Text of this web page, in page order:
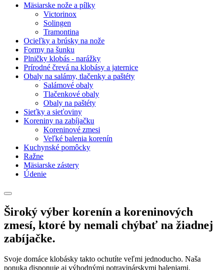
Mäsiarske nože a pílky
Victorinox
Solingen
Tramontina
Ocieľky a brúsky na nože
Formy na šunku
Plničky klobás - narážky
Prírodné črevá na klobásy a jaternice
Obaly na salámy, tlačenky a paštéty
Salámové obaly
Tlačenkové obaly
Obaly na paštéty
Sieťky a sieťoviny
Koreniny na zabíjačku
Koreninové zmesi
Veľké balenia korenín
Kuchynské pomôcky
Ražne
Mäsiarske zástery
Údenie
Široký výber korenín a koreninových
zmesí, ktoré by nemali chýbať na žiadnej
zabíjačke.
Svoje domáce klobásky takto ochutíte veľmi jednoducho. Naša
ponuka disponuje aj výhodnými potravinárskymi baleniami.